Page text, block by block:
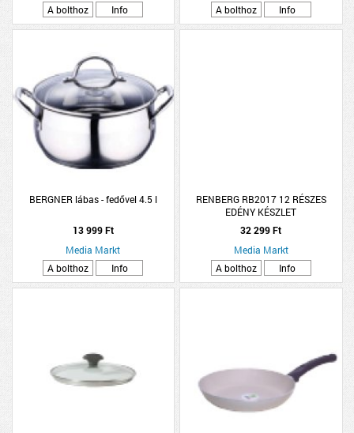
A bolthoz
Info
A bolthoz
Info
BERGNER lábas - fedővel 4.5 l
13 999 Ft
Media Markt
A bolthoz
Info
RENBERG RB2017 12 RÉSZES
EDÉNY KÉSZLET
32 299 Ft
Media Markt
A bolthoz
Info